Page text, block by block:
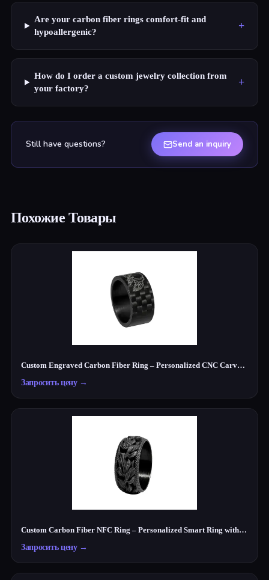
Are your carbon fiber rings comfort-fit and
hypoallergenic?
+
How do I order a custom jewelry collection from
your factory?
+
Still have questions? Send an inquiry
Похожие Товары
Custom Engraved Carbon Fiber Ring – Personalized CNC Carved Wedding Band
Запросить цену→
Custom Carbon Fiber NFC Ring – Personalized Smart Ring with Embedded NFC Chip
Запросить цену→